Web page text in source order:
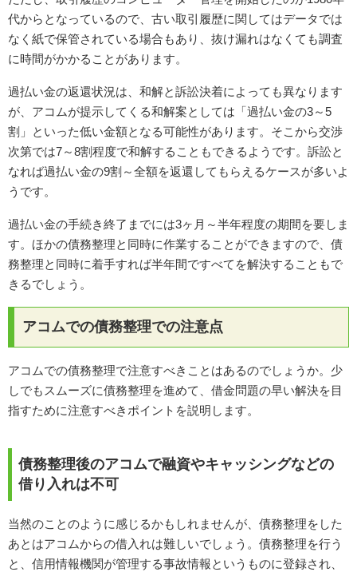
代からとなっているので、古い取引履歴に関してはデータでは
なく紙で保管されている場合もあり、抜け漏れはなくても調査
に時間がかかることがあります。
過払い金の返還状況は、和解と訴訟決着によっても異なります
が、アコムが提示してくる和解案としては「過払い金の3～5
割」といった低い金額となる可能性があります。そこから交渉
次第では7～8割程度で和解することもできるようです。訴訟と
なれば過払い金の9割～全額を返還してもらえるケースが多いよ
うです。
過払い金の手続き終了までには3ヶ月～半年程度の期間を要しま
す。ほかの債務整理と同時に作業することができますので、債
務整理と同時に着手すれば半年間ですべてを解決することもで
きるでしょう。
アコムでの債務整理での注意点
アコムでの債務整理で注意すべきことはあるのでしょうか。少
しでもスムーズに債務整理を進めて、借金問題の早い解決を目
指すために注意すべきポイントを説明します。
債務整理後のアコムで融資やキャッシングなどの
借り入れは不可
当然のことのように感じるかもしれませんが、債務整理をした
あとはアコムからの借入れは難しいでしょう。債務整理を行う
と、信用情報機関が管理する事故情報というものに登録され、